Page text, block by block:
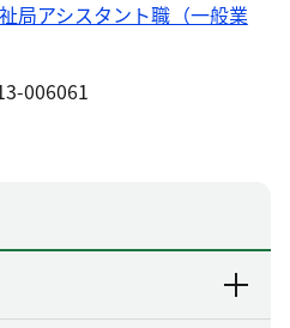
局アシスタント職（一般業
006061